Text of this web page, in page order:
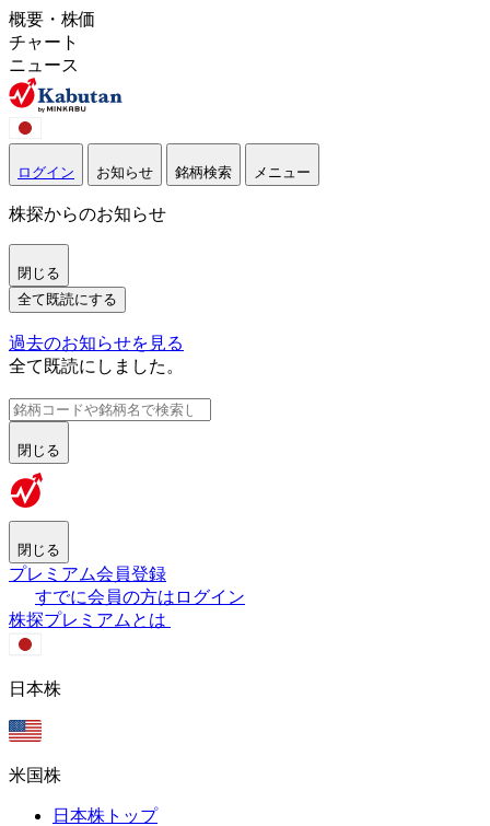
概要・株価
チャート
ニュース
ログイン お知らせ 銘柄検索 メニュー
株探からのお知らせ
閉じる
全て既読にする
過去のお知らせを見る
全て既読にしました。
閉じる
閉じる
プレミアム会員登録
すでに会員の方はログイン
株探プレミアムとは
日本株
米国株
日本株トップ